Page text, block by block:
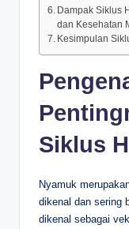
Dampak Siklus
dan Kesehatan
Kesimpulan
Siklus
Nyamuk
dikenal dan sering
dikenal sebagai